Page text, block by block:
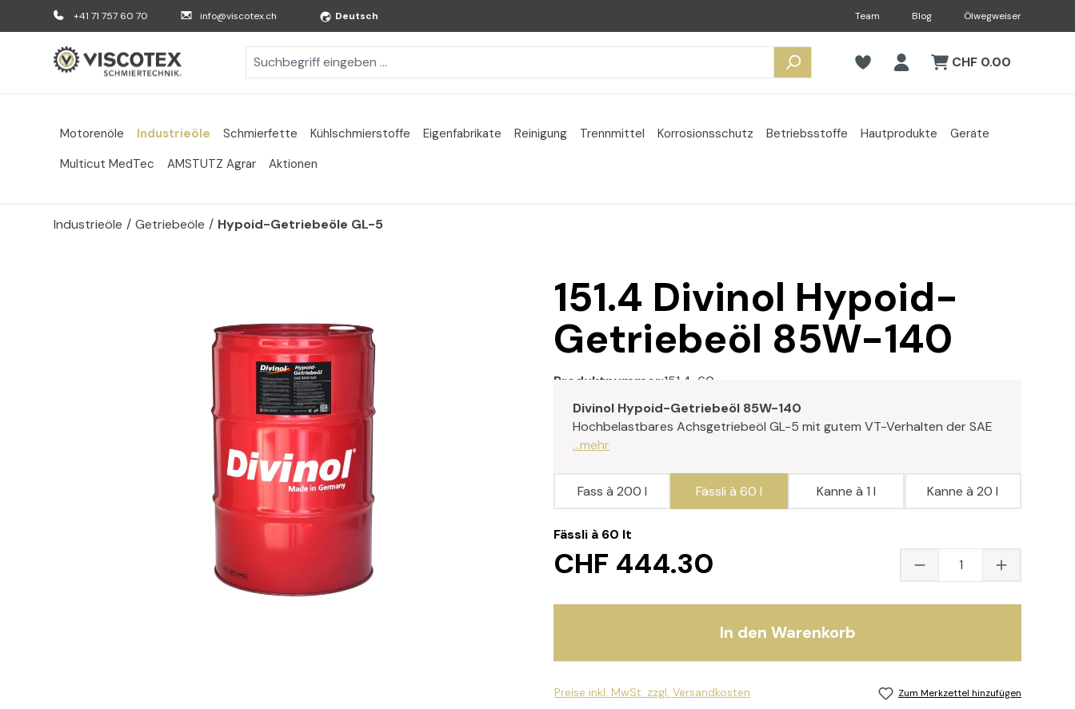
Hauptinhalt springen
Zur Suche springen
Zur Hauptnavigation springen
+41 71 757 60 70 info@viscotex.ch Deutsch Team Blog Ölwegweiser
CHF 0.00
Motorenöle Industrieöle Schmierfette Kühlschmierstoffe Eigenfabrikate Reinigung Trennmittel Korrosionsschutz Betriebsstoffe Hautprodukte
Geräte
Multicut MedTec
AMSTUTZ Agrar Aktionen
Industrieöle / Getriebeöle / Hypoid-Getriebeöle GL-5
151.4 Divinol Hypoid-
Getriebeöl 85W-140
Produktnummer:151.4-60
Divinol Hypoid-Getriebeöl 85W-140
Hochbelastbares Achsgetriebeöl GL-5 mit gutem VT-Verhalten der SAE
...mehr
Fässli à 60 lt
CHF 444.30
Fass à 200 l Fässli à 60 l Kanne à 1 l Kanne à 20 l
Produkt Anzahl:
In den Warenkorb
Preise inkl. MwSt. zzgl. Versandkosten Zum Merkzettel hinzufügen